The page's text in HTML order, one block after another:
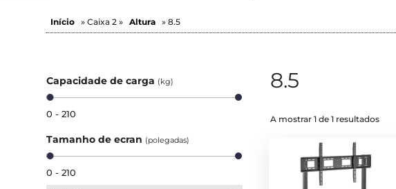
Início » Caixa 2 » Altura » 8.5
Capacidade de carga (kg)
0 - 210
Tamanho de ecran (polegadas)
0 - 210
8.5
A mostrar 1 de 1 resultados